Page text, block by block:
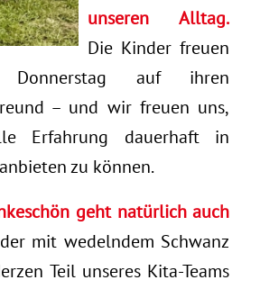
unseren Alltag.
Die Kinder freuen
auf ihren
– und wir freuen uns,
Erfahrung dauerhaft in
zu können.
geht natürlich auch
mit wedelndem Schwanz
Teil unseres Kita-Teams